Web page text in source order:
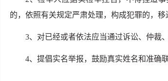
的，依照有关规定严肃处理，构成犯罪的，移
3、对已经或者依法应当通过诉讼、仲裁
4、提倡实名举报，鼓励真实姓名和准确